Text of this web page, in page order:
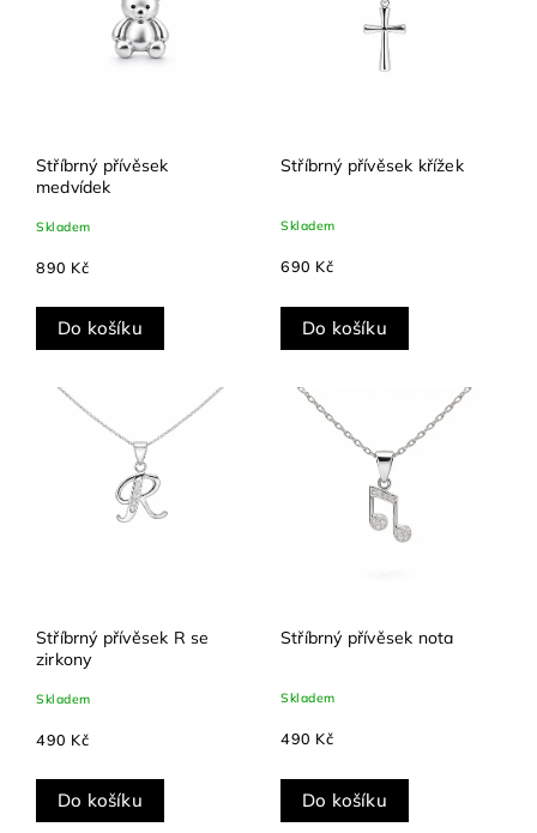
Stříbrný přívěsek
medvídek
Skladem
890 Kč
Do košíku
Stříbrný přívěsek křížek
Skladem
690 Kč
Do košíku
Stříbrný přívěsek R se
zirkony
Skladem
490 Kč
Do košíku
Stříbrný přívěsek nota
Skladem
490 Kč
Do košíku